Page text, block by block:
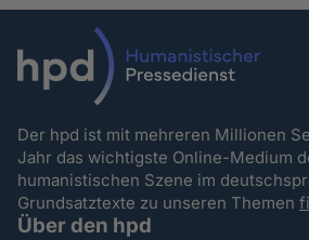
Der hpd ist mit mehreren Millionen
Jahr das wichtigste Online-Medium
humanistischen Szene im
Grundsatztexte zu unseren Themen
Über den hpd